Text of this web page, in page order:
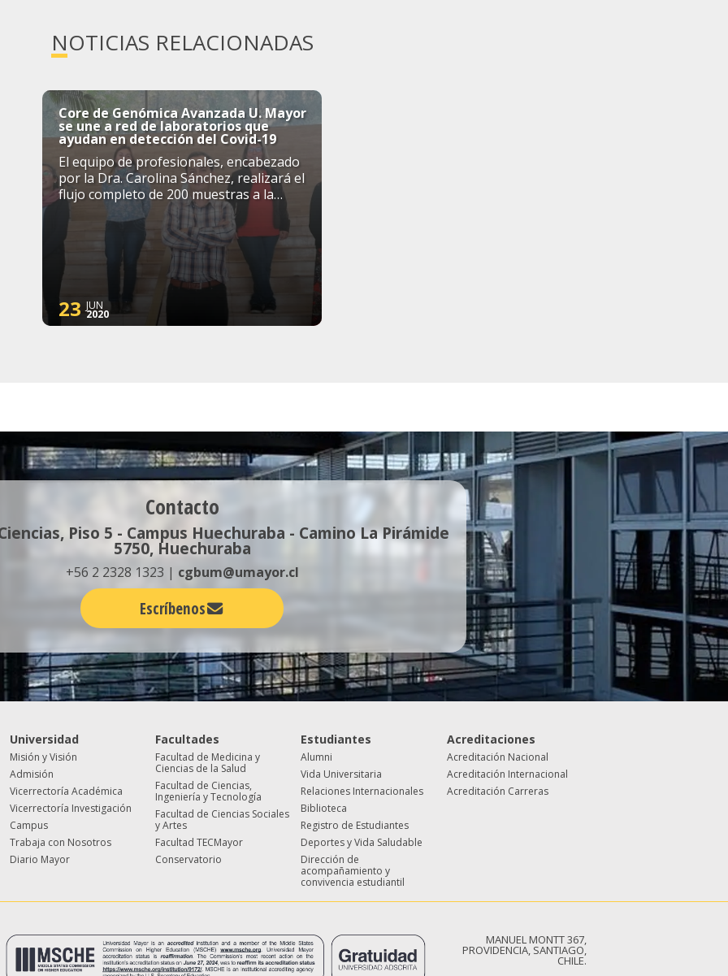
NOTICIAS RELACIONADAS
Core de Genómica Avanzada U. Mayor
se une a red de laboratorios que
ayudan en detección del Covid-19
El equipo de profesionales, encabezado
por la Dra. Carolina Sánchez, realizará el
flujo completo de 200 muestras a la
semana, para lo cual cuenta, entre otros,
con termocicladores para PCR en tiempo
real, dedicados exclusivamente a la
detección del virus.
23 JUN
2020
Contacto
Piso 5 - Campus Huechuraba - Camino La Pirámide
5750, Huechuraba
+56 2 2328 1323 | cgbum@umayor.cl
Escríbenos
Universidad
Misión y Visión
Admisión
Vicerrectoría Académica
Vicerrectoría Investigación
Campus
Trabaja con Nosotros
Diario Mayor
Facultades
Facultad de Medicina y
Ciencias de la Salud
Facultad de Ciencias,
Ingeniería y Tecnología
Facultad de Ciencias Sociales
y Artes
Facultad TECMayor
Conservatorio
Estudiantes
Alumni
Vida Universitaria
Relaciones Internacionales
Biblioteca
Registro de Estudiantes
Deportes y Vida Saludable
Dirección de
acompañamiento y
convivencia estudiantil
Acreditaciones
Acreditación Nacional
Acreditación Internacional
Acreditación Carreras
MANUEL MONTT 367,
PROVIDENCIA, SANTIAGO,
CHILE.